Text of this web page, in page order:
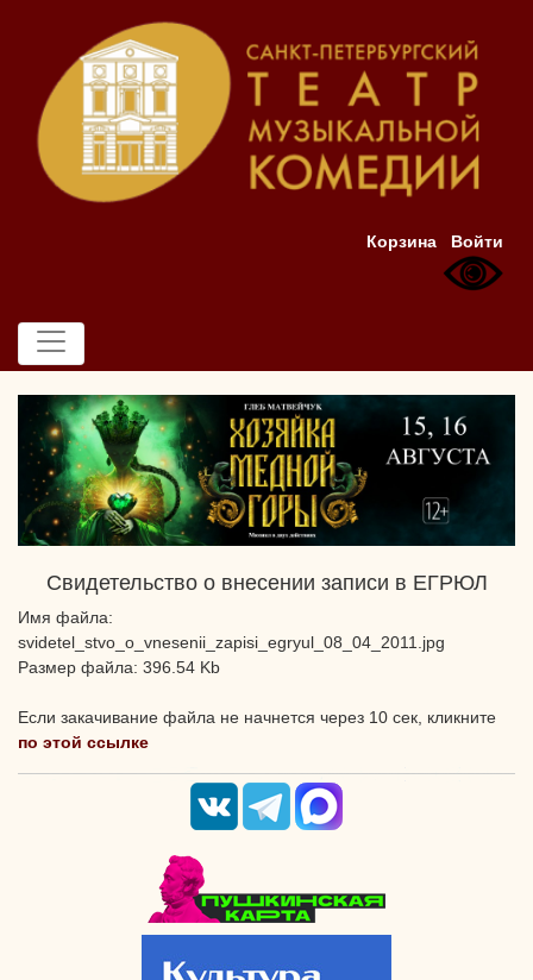
Корзина Войти
Свидетельство о внесении записи в ЕГРЮЛ
Имя файла:
svidetel_stvo_o_vnesenii_zapisi_egryul_08_04_2011.jpg
Размер файла: 396.54 Kb
Если закачивание файла не начнется через 10 сек, кликните
по этой ссылке